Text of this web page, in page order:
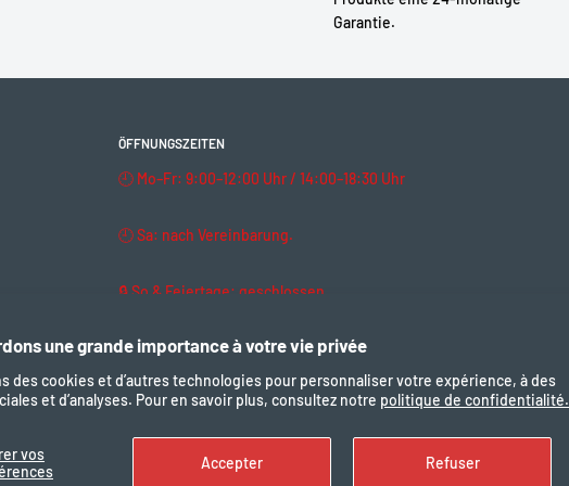
une grande importance à votre vie privée
des cookies et d’autres technologies pour personnaliser votre expérience, à des
et d’analyses. Pour en savoir plus, consultez notre politique de confidentialité.
vos
Accepter Refuser
Staub
Garantie.
ÖFFNUNGSZEITEN
🕘 Mo–Fr: 9:00–12:00 Uhr / 14:00–18:30 Uhr
🕘 Sa: nach Vereinbarung.
🔒 So & Feiertage: geschlossen